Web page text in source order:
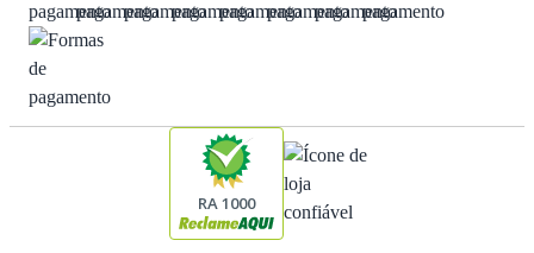
RA 1000